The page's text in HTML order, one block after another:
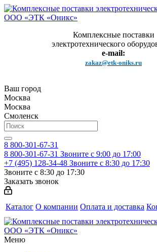
Комплексные поставки
электротехнического
e-mail:
zakaz@etk-oniks.ru
Ваш город
Москва
Москва
Смоленск
8 800-301-67-31
8 800-301-67-31 Звоните с 9:00 до 17:00
+7 (495) 128-34-48 Звоните с 8:30 до 17:30
Звоните с 8:30 до 17:30
Заказать звонок
Каталог О компании Оплата и доставка
Меню